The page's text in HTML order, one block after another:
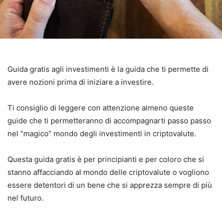
Guida gratis agli investimenti è la guida che ti permette di
avere nozioni prima di iniziare a investire.
Ti consiglio di leggere con attenzione almeno queste
guide che ti permetteranno di accompagnarti passo passo
nel “magico” mondo degli investimenti in criptovalute.
Questa guida gratis è per principianti e per coloro che si
stanno affacciando al mondo delle criptovalute o vogliono
essere detentori di un bene che si apprezza sempre di più
nel futuro.